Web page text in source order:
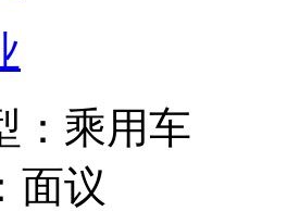
乘用车
面议